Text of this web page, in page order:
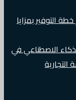
التوفير بمزايا
الاصطناعي في